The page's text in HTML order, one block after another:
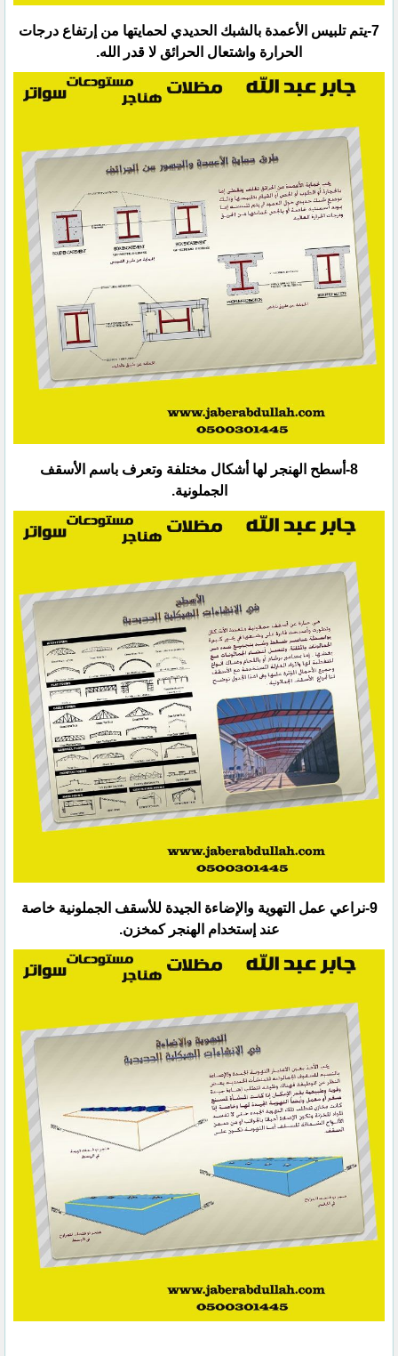
‏7-يتم تلبيس الأعمدة بالشبك الحديدي لحمايتها من إرتفاع درجات
الحرارة واشتعال الحرائق لا قدر الله.‏
‏8-أسطح الهنجر لها أشكال مختلفة وتعرف باسم الأسقف
الجملونية.‏
‏9-نراعي عمل التهوية والإضاءة الجيدة للأسقف الجملونية خاصة
عند إستخدام الهنجر كمخزن.